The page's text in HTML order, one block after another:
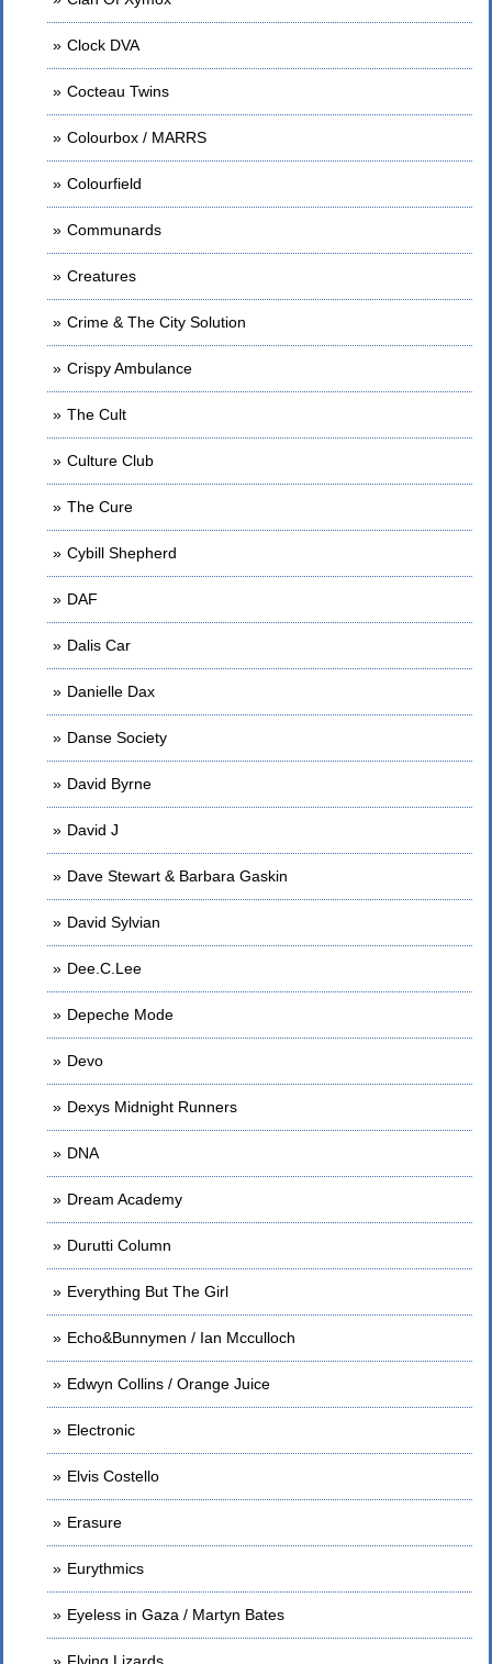
Clock DVA
Cocteau Twins
Colourbox / MARRS
Colourfield
Communards
Creatures
Crime & The City Solution
Crispy Ambulance
The Cult
Culture Club
The Cure
Cybill Shepherd
DAF
Dalis Car
Danielle Dax
Danse Society
David Byrne
David J
Dave Stewart & Barbara Gaskin
David Sylvian
Dee.C.Lee
Depeche Mode
Devo
Dexys Midnight Runners
DNA
Dream Academy
Durutti Column
Everything But The Girl
Echo&Bunnymen / Ian Mcculloch
Edwyn Collins / Orange Juice
Electronic
Elvis Costello
Erasure
Eurythmics
Eyeless in Gaza / Martyn Bates
Flying Lizards